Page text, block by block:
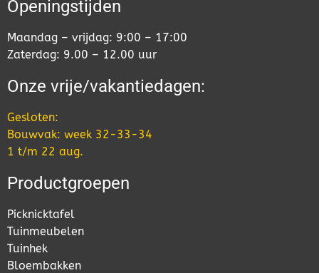
Openingstijden
Maandag – vrijdag: 9:00 – 17:00
Zaterdag: 9.00 – 12.00 uur
Onze vrije/vakantiedagen:
Gesloten:
Bouwvak: week 32-33-34
1 t/m 22 aug.
Productgroepen
Picknicktafel
Tuinmeubelen
Tuinhek
Bloembakken